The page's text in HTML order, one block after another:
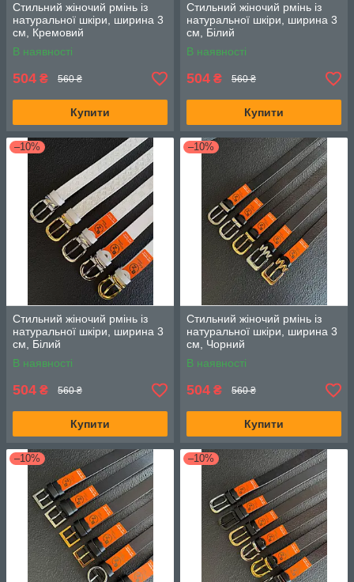
Стильний жіночий рмінь із
натуральної шкіри, ширина 3
см, Кремовий
В наявності
504 ₴ 560 ₴
Купити
Стильний жіночий рмінь із
натуральної шкіри, ширина 3
см, Білий
В наявності
504 ₴ 560 ₴
Купити
–10%
Стильний жіночий рмінь із
натуральної шкіри, ширина 3
см, Білий
В наявності
504 ₴ 560 ₴
Купити
–10%
Стильний жіночий рмінь із
натуральної шкіри, ширина 3
см, Чорний
В наявності
504 ₴ 560 ₴
Купити
–10% –10%